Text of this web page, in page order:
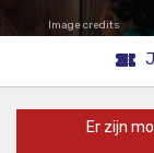
Image credits
Er zijn